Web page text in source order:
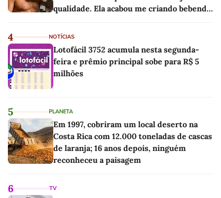
qualidade. Ela acabou me criando bebendo
4 NOTÍCIAS
Lotofácil 3752 acumula nesta segunda-
feira e prêmio principal sobe para R$ 5
milhões
5 PLANETA
Em 1997, cobriram um local deserto na
Costa Rica com 12.000 toneladas de cascas
de laranja; 16 anos depois, ninguém
reconheceu a paisagem
6 TV